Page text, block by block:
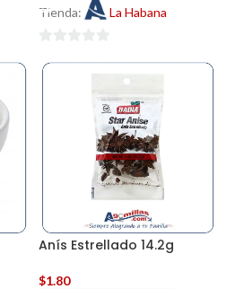
Tienda: La Habana
de
Anís Estrellado 14.2g
$1.80